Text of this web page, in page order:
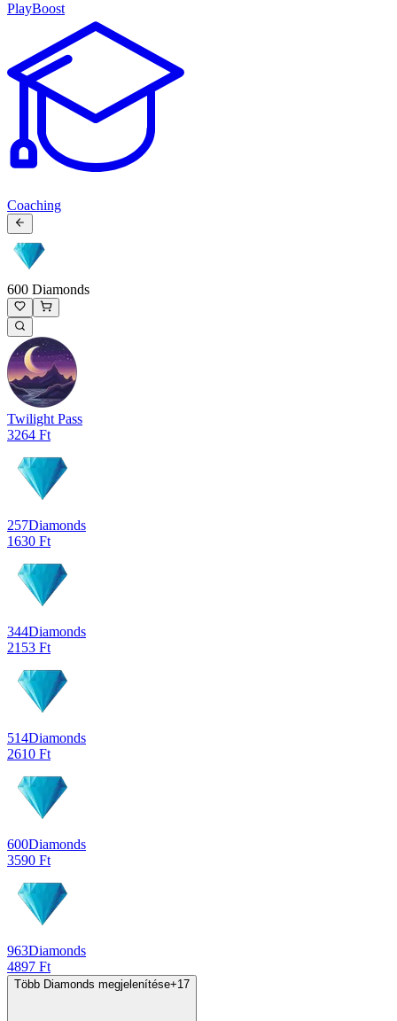
PlayBoost
Coaching
600 Diamonds
Twilight Pass
3264 Ft
257Diamonds
1630 Ft
344Diamonds
2153 Ft
514Diamonds
2610 Ft
600Diamonds
3590 Ft
963Diamonds
4897 Ft
Több Diamonds megjelenítése+17